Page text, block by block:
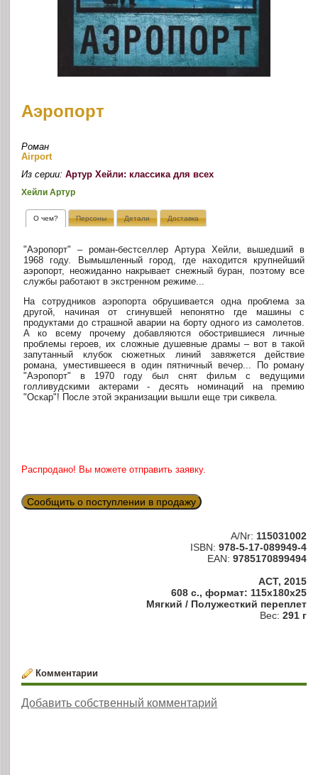
Аэропорт
Роман
Airport
Из серии:Артур Хейли: классика для всех
Хейли Артур
О чем? Персоны Детали Доставка
"Аэропорт" – роман-бестселлер Артура Хейли, вышедший в
1968 году. Вымышленный город, где находится крупнейший
аэропорт, неожиданно накрывает снежный буран, поэтому все
службы работают в экстренном режиме...
На сотрудников аэропорта обрушивается одна проблема за
другой, начиная от сгинувшей непонятно где машины с
продуктами до страшной аварии на борту одного из самолетов.
А ко всему прочему добавляются обострившиеся личные
проблемы героев, их сложные душевные драмы – вот в такой
запутанный клубок сюжетных линий завяжется действие
романа, уместившееся в один пятничный вечер... По роману
"Аэропорт" в 1970 году был снят фильм с ведущими
голливудскими актерами - десять номинаций на премию
"Оскар"! После этой экранизации вышли еще три сиквела.
Распродано! Вы можете отправить заявку.
Сообщить о поступлении в продажу
A/Nr: 115031002
ISBN: 978-5-17-089949-4
EAN: 9785170899494
АСТ, 2015
608 с., формат: 115x180x25
Мягкий / Полужесткий переплет
Вес: 291 г
Комментарии
Добавить собственный комментарий